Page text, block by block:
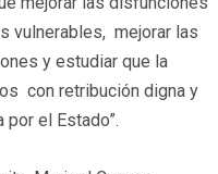
vulnerables, mejorar las
y estudiar que la
con retribución digna y
el Estado”.